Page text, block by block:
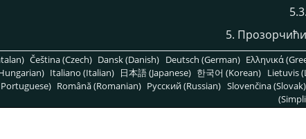
5. Прозорчићи
Čeština (Czech) Dansk (Danish) Deutsch (German) Ελληνικά
Italiano (Italian) 日本語 (Japanese) 한국어 (Korean) Lietuvis
Română (Romanian) Pусский (Russian) Slovenčina (Slovak)